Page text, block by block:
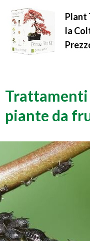
Plant
la
piante da